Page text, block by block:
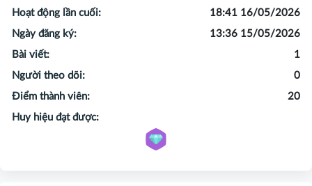
Hoạt động lần cuối:
18:41 16/05/2026
Ngày đăng ký:
13:36 15/05/2026
Bài viết:
1
Người theo dõi:
0
Điểm thành viên:
20
Huy hiệu đạt được: